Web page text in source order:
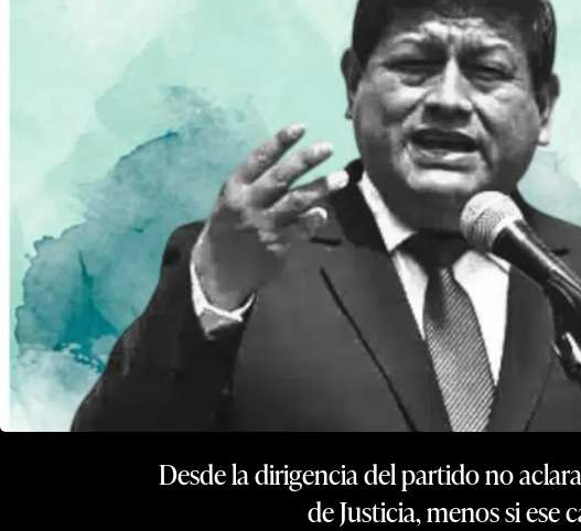
Desde la dirigencia del partido no
de Justicia, menos si